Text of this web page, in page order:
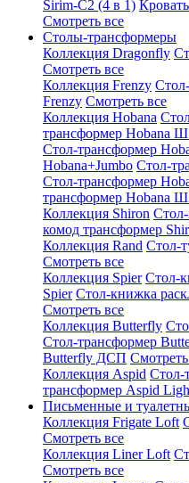
Sirim-C2 (4 в 1)
Смотреть все
Cтолы-трансформеры
Коллекция Dragonfly
Смотреть все
Коллекция Frenzy
Frenzy Смотреть все
Коллекция Hobana
трансформер Hobana
Стол-трансформер
Hobana+Jumbo Стол-
Стол-трансформер
трансформер Hobana
Коллекция Shiron
комод трансформер
Коллекция Rand Стол-
Смотреть все
Коллекция Spier Стол-
Spier Стол-книжка
Смотреть все
Коллекция Butterfly
Стол-трансформер
Butterfly ДСП
Коллекция Aspid Стол-
трансформер Aspid
Письменные и
Коллекция Frigate Loft
Смотреть все
Коллекция Liner Loft
Смотреть все